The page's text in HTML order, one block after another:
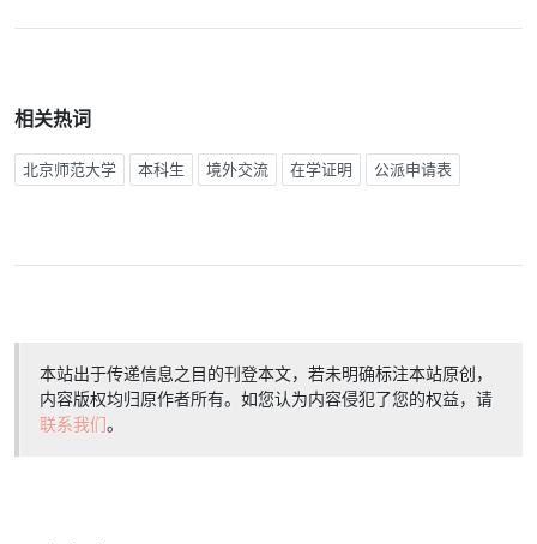
相关热词
北京师范大学 本科生 境外交流 在学证明 公派申请表
本站出于传递信息之目的刊登本文，若未明确标注本站原创，
内容版权均归原作者所有。如您认为内容侵犯了您的权益，请
联系我们。